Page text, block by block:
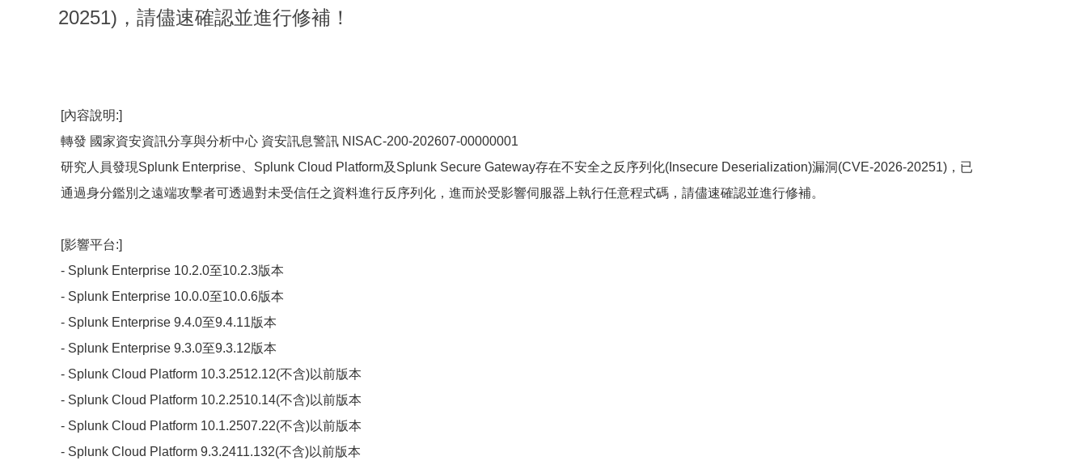
20251)，請儘速確認並進行修補！
[內容說明:]
轉發 國家資安資訊分享與分析中心 資安訊息警訊 NISAC-200-202607-00000001
研究人員發現Splunk Enterprise、Splunk Cloud Platform及Splunk Secure Gateway存在不安全之反序列化(Insecure Deserialization)漏洞(CVE-2026-20251)，已
通過身分鑑別之遠端攻擊者可透過對未受信任之資料進行反序列化，進而於受影響伺服器上執行任意程式碼，請儘速確認並進行修補。
[影響平台:]
- Splunk Enterprise 10.2.0至10.2.3版本
- Splunk Enterprise 10.0.0至10.0.6版本
- Splunk Enterprise 9.4.0至9.4.11版本
- Splunk Enterprise 9.3.0至9.3.12版本
- Splunk Cloud Platform 10.3.2512.12(不含)以前版本
- Splunk Cloud Platform 10.2.2510.14(不含)以前版本
- Splunk Cloud Platform 10.1.2507.22(不含)以前版本
- Splunk Cloud Platform 9.3.2411.132(不含)以前版本